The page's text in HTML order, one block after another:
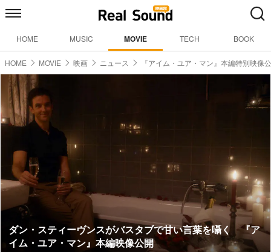
HOME MUSIC MOVIE TECH BOOK
HOME MOVIE 映画 ニュース 『アイム・ユア・マン』本編特別映像
ダン・スティーヴンスがバスタブで甘い言葉を囁く 『ア
イム・ユア・マン』本編映像公開